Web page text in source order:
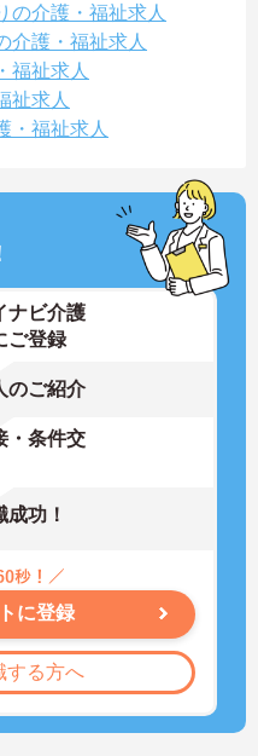
の介護・福祉求人
介護・福祉求人
福祉求人
祉求人
・福祉求人
ナビ介護
ご登録
のご紹介
・条件交
成功！
に登録
する方へ